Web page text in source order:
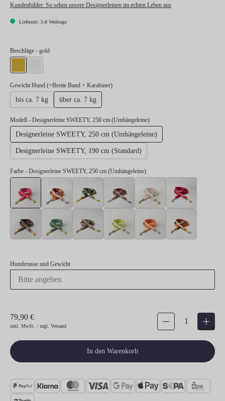
Kundenbilder: So sehen unsere Designerleinen im echten Leben aus
Lieferzeit: 5-8 Werktage
Beschlägeauswählen
- gold
Gewicht Hund (=Breite Band + Karabiner)auswählen
bis ca. 7 kg über ca. 7 kg
Modell - Designerleine SWEETY, 250 cm (Umhängeleine)
Designerleine SWEETY, 250 cm (Umhängeleine)
Designerleine SWEETY, 190 cm (Standard)
Farbe - Designerleine SWEETY, 250 cm (Umhängeleine)
Hunderasse und Gewicht
79,90 €
inkl. MwSt. / zzgl. Versand
Produkt Anzahl: Gib den
In den Warenkorb